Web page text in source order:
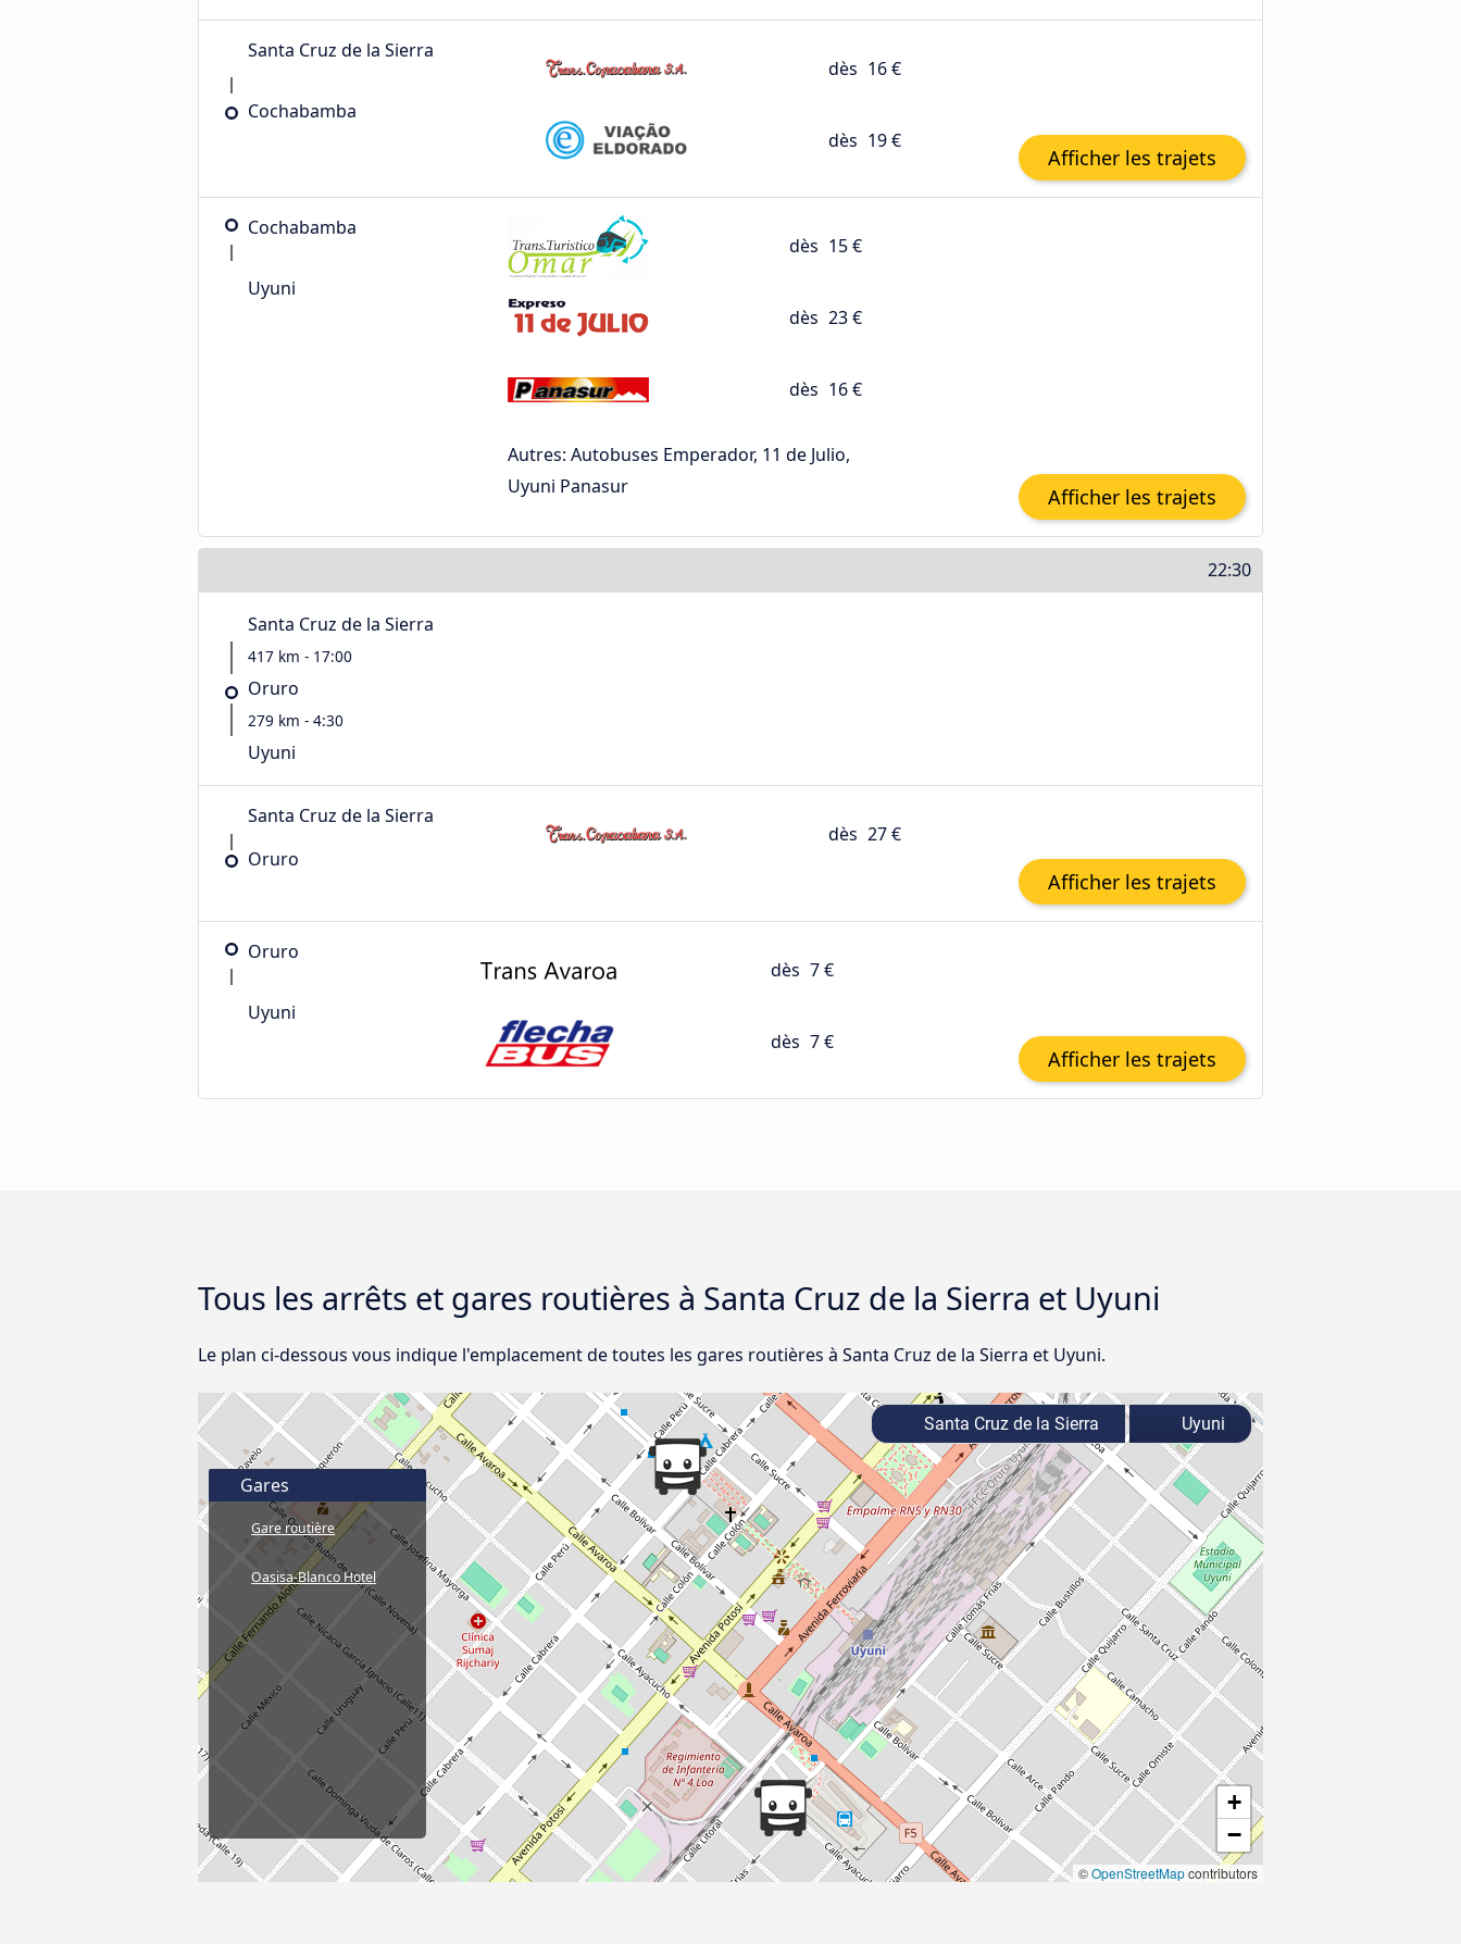
Santa Cruz de la Sierra
Cochabamba
dès 16 €
dès 19 €
Afficher les trajets
Cochabamba
Uyuni
dès 15 €
dès 23 €
dès 16 €
Autres: Autobuses Emperador, 11 de Julio,
Uyuni Panasur
Afficher les trajets
22:30
Santa Cruz de la Sierra
417 km - 17:00
Oruro
279 km - 4:30
Uyuni
Santa Cruz de la Sierra
Oruro
dès 27 €
Afficher les trajets
Oruro
Uyuni
dès 7 €
dès 7 €
Afficher les trajets
Tous les arrêts et gares routières à Santa Cruz de la Sierra et Uyuni
Le plan ci-dessous vous indique l'emplacement de toutes les gares routières à Santa Cruz de la Sierra et Uyuni.
+
−
©OpenStreetMapcontributors
Gares
Gare routière
Oasisa-Blanco Hotel
Santa Cruz de la Sierra Uyuni